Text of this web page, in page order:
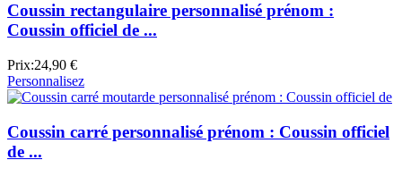
Coussin rectangulaire personnalisé prénom :
Coussin officiel de ...
Prix:24,90 €
Personnalisez
Coussin carré personnalisé prénom : Coussin officiel
de ...